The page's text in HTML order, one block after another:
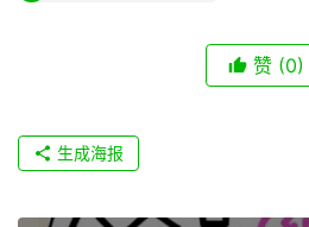
赞 (0)
生成海报